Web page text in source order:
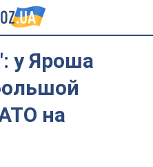
у Яроша
на